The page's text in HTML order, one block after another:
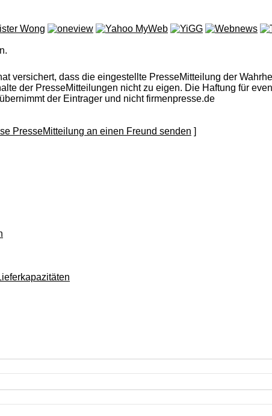
versichert, dass die eingestellte PresseMitteilung der
der PresseMitteilungen nicht zu eigen. Die Haftung für
der Eintrager und nicht firmenpresse.de
]